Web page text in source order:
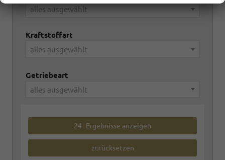
alles ausgewählt
Kraftstoffart
alles ausgewählt
Getriebeart
alles ausgewählt
24 Ergebnisse anzeigen
zurücksetzen